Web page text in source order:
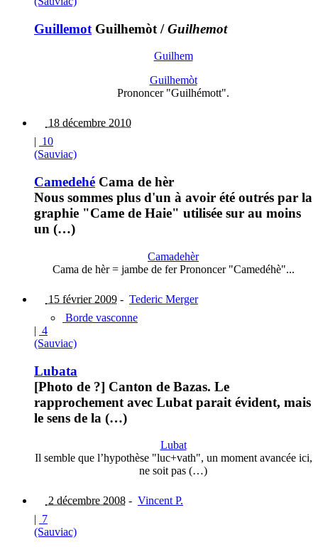
Guillemot Guilhemòt /Guilhemot
Guilhem
Guilhemòt
Prononcer "Guilhémott".
18 décembre 2010
| 10
(Sauviac)
Camedehé Cama de hèr
Nous sommes plus d'un à avoir été outrés par la
graphie "Came de Haie" utilisée sur au moins
un (…)
Camadehèr
Cama de hèr = jambe de fer Prononcer "Camedéhè"...
15 février 2009 - Tederic Merger
Borde vasconne
| 4
(Sauviac)
Lubata
[Photo de ?] Canton de Bazas. Le
rapprochement avec Lubat parait évident, mais
le sens de la (…)
Lubat
Il semble que l’hypothèse "luc+vath", un moment avancée ici,
ne soit pas (…)
2 décembre 2008 - Vincent P.
| 7
(Sauviac)